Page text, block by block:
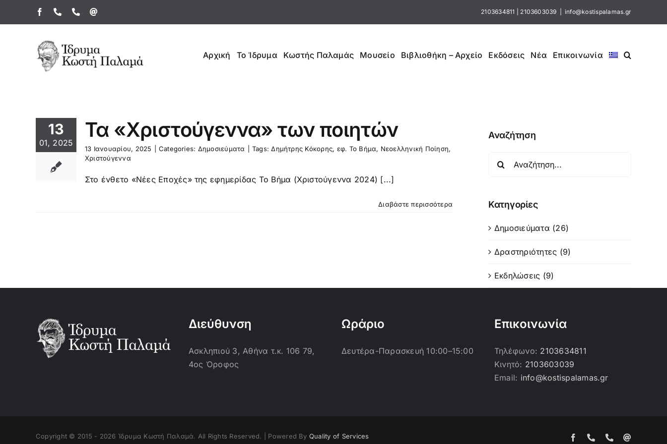
Μετάβαση
FacebookΤηλέφωνο
Τηλέφωνο 2103634811 2103603039 info@kostispalamas.gr
Αρχική Το Ίδρυμα Κωστής Παλαμάς Μουσείο Βιβλιοθήκη – Αρχείο Εκδόσεις Νέα Επικοινωνία
13
01, 2025
Τα «Χριστούγεννα» των ποιητών
13 Ιανουαρίου, 2025 Categories: Δημοσιεύματα Tags:Δημήτρης Κόκορης, εφ. Το Βήμα, Νεοελληνική Ποίηση,
Χριστούγεννα
Στο ένθετο «Νέες Εποχές» της εφημερίδας Το Βήμα (Χριστούγεννα 2024) [...]
Διαβάστε περισσότερα
Αναζήτηση
Κατηγορίες
Δημοσιεύματα (26)
Δραστηριότητες (9)
Εκδηλώσεις (9)
Διεύθυνση
Ασκληπιού 3, Αθήνα τ.κ. 106 79,
4ος Όροφος
Ωράριο
Δευτέρα-Παρασκευή 10:00–15:00
Επικοινωνία
Τηλέφωνο: 2103634811
Κινητό: 2103603039
Email: info@kostispalamas.gr
Copyright © 2015 - 2026 Ίδρυμα Κωστή Παλαμά. All Rights Reserved. | Powered By Quality of Services FacebookΤηλέφωνο
Τηλέφωνο